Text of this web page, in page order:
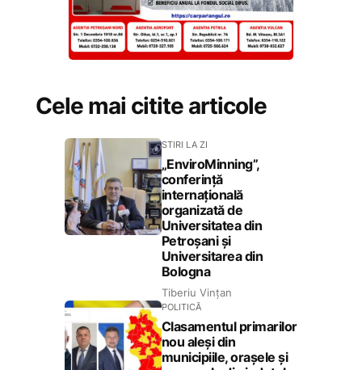
Cele mai citite articole
STIRI LA ZI
„EnviroMinning”,
conferință
internațională
organizată de
Universitatea din
Petroșani și
Universitarea din
Bologna
Tiberiu Vințan
POLITICĂ
Clasamentul primarilor
nou aleși din
municipiile, orașele și